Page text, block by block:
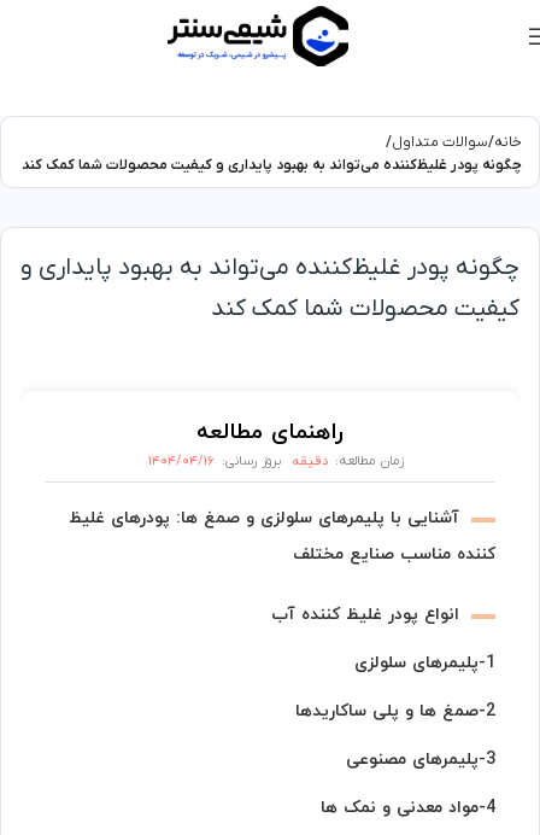
خانه سوالات متداول
چگونه پودر غلیظ‌کننده می‌تواند به بهبود پایداری و کیفیت محصولات شما کمک کند
چگونه پودر غلیظ‌کننده می‌تواند به بهبود پایداری و
کیفیت محصولات شما کمک کند
راهنمای مطالعه
زمان مطالعه: دقیقه بروز رسانی: ۱۴۰۴/۰۴/۱۶
آشنایی با پلیمرهای سلولزی و صمغ ها: پودرهای غلیظ
کننده مناسب صنایع مختلف
انواع پودر غلیظ کننده آب
1-پلیمرهای سلولزی
2-صمغ ها و پلی ساکاریدها
3-پلیمرهای مصنوعی
4-مواد معدنی و نمک ها